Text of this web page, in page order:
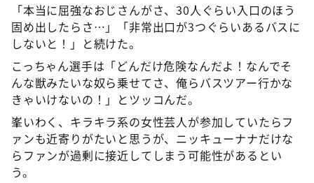
「本当に屈強なおじさんがさ、30人ぐらい入口のほう
固め出したらさ…」「非常出口が3つぐらいあるバスに
しないと！」と続けた。
こっちゃん選手は「どんだけ危険なんだよ！なんでそ
んな獣みたいな奴ら乗せてさ、俺らバスツアー行かな
きゃいけないの！」とツッコんだ。
峯いわく、キラキラ系の女性芸人が参加していたらフ
ァンも近寄りがたいと思うが、ニッキューナナだけな
らファンが過剰に接近してしまう可能性があるとい
う。